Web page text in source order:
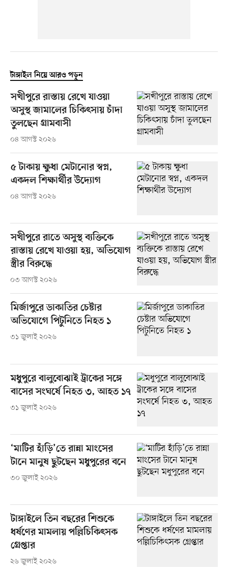
টাঙ্গাইল নিয়ে আরও পড়ুন
সখীপুরে রাস্তায় রেখে যাওয়া
অসুস্থ জামালের চিকিৎসায় চাঁদা
তুলছেন গ্রামবাসী
০৪ আগস্ট ২০২৬
৫ টাকায় ক্ষুধা মেটানোর স্বপ্ন,
একদল শিক্ষার্থীর উদ্যোগ
০৪ আগস্ট ২০২৬
সখীপুরে রাতে অসুস্থ ব্যক্তিকে
রাস্তায় রেখে যাওয়া হয়, অভিযোগ
স্ত্রীর বিরুদ্ধে
০৩ আগস্ট ২০২৬
মির্জাপুরে ডাকাতির চেষ্টার
অভিযোগে পিটুনিতে নিহত ১
৩১ জুলাই ২০২৬
মধুপুরে বালুবোঝাই ট্রাকের সঙ্গে
বাসের সংঘর্ষে নিহত ৩, আহত ১৭
৩১ জুলাই ২০২৬
‘মাটির হাঁড়ি’তে রান্না মাংসের
টানে মানুষ ছুটছেন মধুপুরের বনে
৩০ জুলাই ২০২৬
টাঙ্গাইলে তিন বছরের শিশুকে
ধর্ষণের মামলায় পল্লিচিকিৎসক
গ্রেপ্তার
২৬ জুলাই ২০২৬